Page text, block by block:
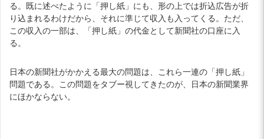
る。既に述べたように「押し紙」にも、形の上では折込広告が折
り込まれるわけだから、それに準じて収入も入ってくる。ただ、
この収入の一部は、「押し紙」の代金として新聞社の口座に入
る。
日本の新聞社がかかえる最大の問題は、これら一連の「押し紙」
問題である。この問題をタブー視してきたのが、日本の新聞業界
にほかならない。